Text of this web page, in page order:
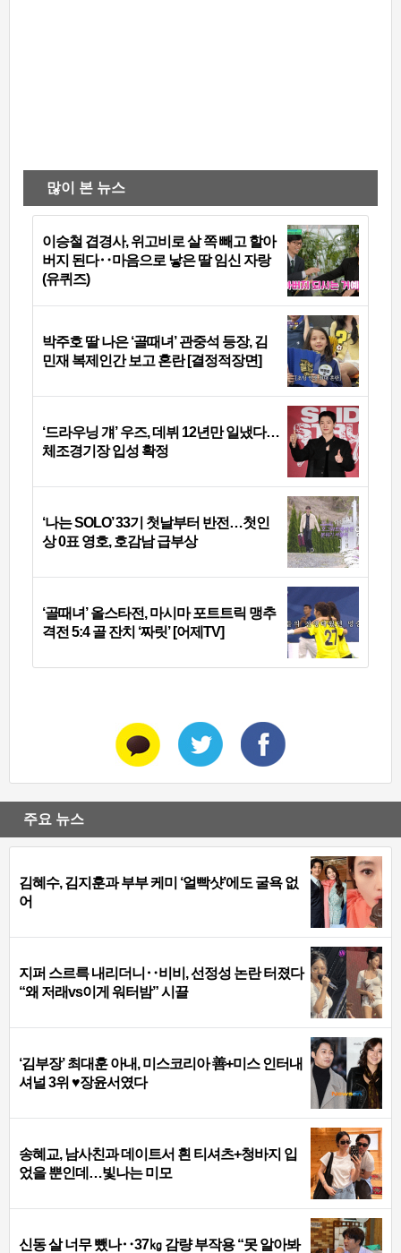
많이 본 뉴스
이승철 겹경사, 위고비로 살 쪽 빼고 할아
버지 된다‥마음으로 낳은 딸 임신 자랑
(유퀴즈)
박주호 딸 나은 ‘골때녀’ 관중석 등장, 김
민재 복제인간 보고 혼란 [결정적장면]
‘드라우닝 걔’ 우즈, 데뷔 12년만 일냈다…
체조경기장 입성 확정
‘나는 SOLO’ 33기 첫날부터 반전…첫인
상 0표 영호, 호감남 급부상
‘골때녀’ 올스타전, 마시마 포트트릭 맹추
격전 5:4 골 잔치 ‘짜릿’ [어제TV]
주요 뉴스
김혜수, 김지훈과 부부 케미 ‘얼빡샷’에도 굴욕 없
어
지퍼 스르륵 내리더니‥비비, 선정성 논란 터졌다
“왜 저래vs이게 워터밤” 시끌
‘김부장’ 최대훈 아내, 미스코리아 善+미스 인터내
셔널 3위 ♥장윤서였다
송혜교, 남사친과 데이트서 흰 티셔츠+청바지 입
었을 뿐인데…빛나는 미모
신동 살 너무 뺐나‥37㎏ 감량 부작용 “못 알아봐